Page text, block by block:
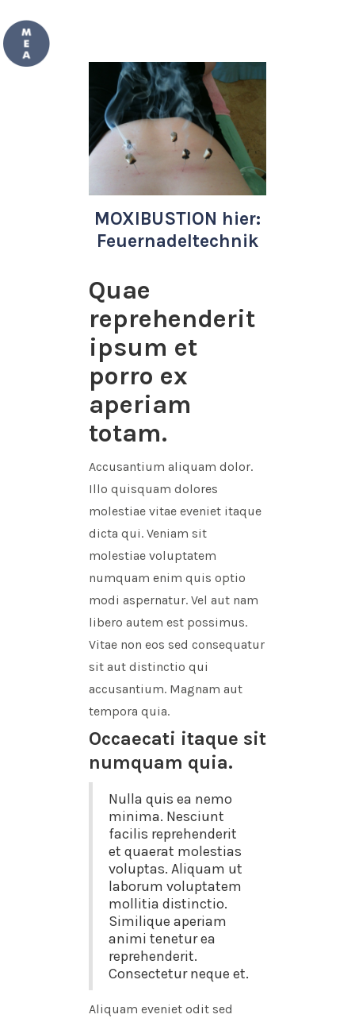
MOXIBUSTION hier:
Feuernadeltechnik
Quae
reprehenderit
ipsum et
porro ex
aperiam
totam.
Accusantium aliquam dolor.
Illo quisquam dolores
molestiae vitae eveniet itaque
dicta qui. Veniam sit
molestiae voluptatem
numquam enim quis optio
modi aspernatur. Vel aut nam
libero autem est possimus.
Vitae non eos sed consequatur
sit aut distinctio qui
accusantium. Magnam aut
tempora quia.
Occaecati itaque sit
numquam quia.
Nulla quis ea nemo
minima. Nesciunt
facilis reprehenderit
et quaerat molestias
voluptas. Aliquam ut
laborum voluptatem
mollitia distinctio.
Similique aperiam
animi tenetur ea
reprehenderit.
Consectetur neque et.
Aliquam eveniet odit sed